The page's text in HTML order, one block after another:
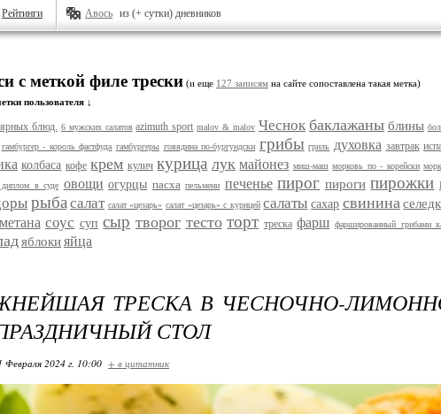
Рейтинги Авось из (+ сутки) дневников
с меткой филе трески (и еще 127 записям на сайте сопоставлена такая метка)
пользователя ↓
блюд. 6 мужских салатов azimuth sport malov & malov Чеснок баклажаны блины
гамбургер - король фастфуда гамбургеры говядина по-бургундски грибы гриль духовка завтрак
колбаса кофе крем кулич курица лук майонез миш-маш морковь по - корейски
в суде овощи огурцы пасха пельмени печенье пирог пироги пирожки
рыба салат салат «цезарь» салат «цезарь» с курицей салаты сахар свинина
соус суп сыр творог тесто торт треска фарш фаршированный грибами
яблокияйца
ТРЕСКА В ЧЕСНОЧНО-
СТОЛ
Февраля 2024 г. 10:00 + в цитатник